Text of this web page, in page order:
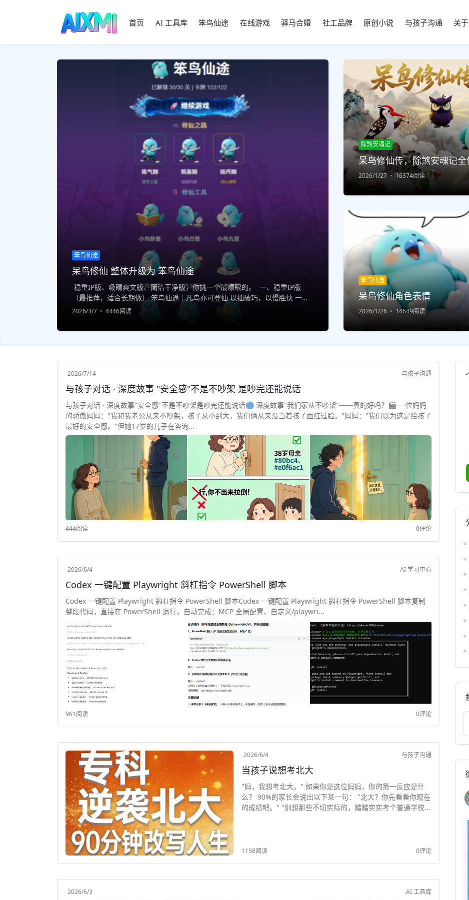
首页 AI 工具库 笨鸟仙途 在线游戏 驿马合婚 社工品牌 原创小说 与孩子沟通 关
笨鸟仙途
呆鸟修仙 整体升级为 笨鸟仙途
稳重IP版、吸睛爽文版、简洁干净版，你挑一个最顺眼的。 一、稳重IP版
（最推荐，适合长期做） 笨鸟仙途｜凡鸟亦可登仙 以拙破巧，以慢胜快 一步
一印，终成大道 专注原创修仙IP｜小说·游戏·世界观 结缘修仙，...
2026/3/7 4446阅读
除煞安魂记
呆鸟修仙传，除煞安魂记
2026/1/27 16374阅读
笨鸟仙途
呆鸟修仙角色表情
2026/1/26 14649阅读
2026/7/14 与孩子沟通
与孩子对话 · 深度故事 "安全感"不是不吵架 是吵完还能说话
与孩子对话 · 深度故事"安全感"不是不吵架是吵完还能说话🔵 深度故事"我们家从不吵架"——真的好吗？🎬 一位妈妈
的骄傲妈妈："我和我老公从来不吵架，孩子从小到大，我们俩从来没当着孩子面红过脸。"妈妈："我们以为这是给孩子
最好的安全感。"但她17岁的儿子在咨询...
444阅读 0评论
2026/6/4 AI 学习中心
Codex 一键配置 Playwright 斜杠指令 PowerShell 脚本
Codex 一键配置 Playwright 斜杠指令 PowerShell 脚本Codex 一键配置 Playwright 斜杠指令 PowerShell 脚本复制
整段代码，直接在 PowerShell 运行，自动完成：MCP 全局配置、自定义/playwri...
961阅读 0评论
2026/6/4 与孩子沟通
当孩子说想考北大
"妈，我想考北大。" 如果你是这位妈妈，你的第一反应是什
么？ 90%的家长会说出以下某一句： "北大？你先看看你现在
的成绩吧。" "别想那些不切实际的，踏踏实实考个普通学校就
1158阅读 0评论
2026/6/3 AI 工具库